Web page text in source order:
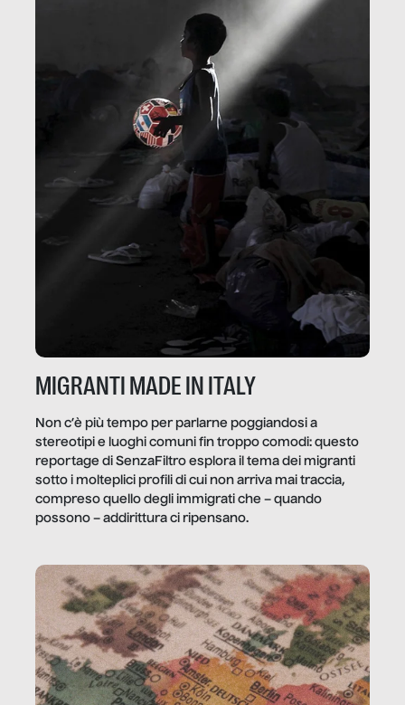
MIGRANTI MADE IN ITALY
Non c’è più tempo per parlarne poggiandosi a
stereotipi e luoghi comuni fin troppo comodi: questo
reportage di SenzaFiltro esplora il tema dei migranti
sotto i molteplici profili di cui non arriva mai traccia,
compreso quello degli immigrati che – quando
possono – addirittura ci ripensano.